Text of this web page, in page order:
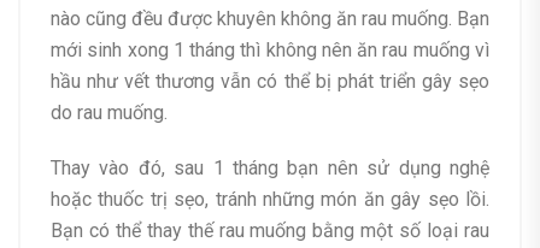
nào cũng đều được khuyên không ăn rau muống. Bạn
mới sinh xong 1 tháng thì không nên ăn rau muống vì
hầu như vết thương vẫn có thể bị phát triển gây sẹo
do rau muống.
Thay vào đó, sau 1 tháng bạn nên sử dụng nghệ
hoặc thuốc trị sẹo, tránh những món ăn gây sẹo lồi.
Bạn có thể thay thế rau muống bằng một số loại rau